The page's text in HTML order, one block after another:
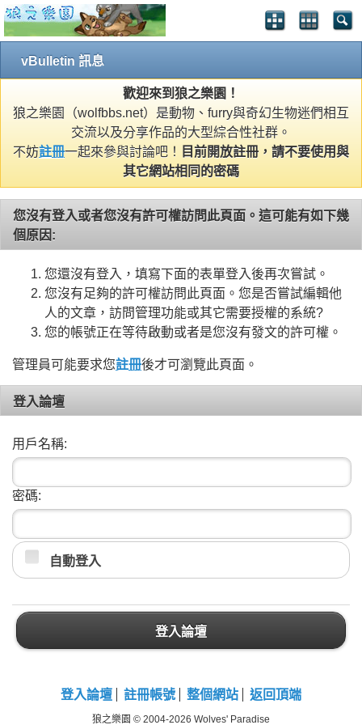
vBulletin 訊息
歡迎來到狼之樂園！
狼之樂園（wolfbbs.net）是動物、furry與奇幻生物迷們相互
交流以及分享作品的大型綜合性社群。
不妨註冊一起來參與討論吧！
目前開放註冊，請不要使用與
其它網站相同的密碼
您沒有登入或者您沒有許可權訪問此頁面。這可能有如下幾
個原因:
您還沒有登入，填寫下面的表單登入後再次嘗試。
您沒有足夠的許可權訪問此頁面。您是否嘗試編輯他
人的文章，訪問管理功能或其它需要授權的系統?
您的帳號正在等待啟動或者是您沒有發文的許可權。
管理員可能要求您註冊後才可瀏覽此頁面。
登入論壇
用戶名稱:
密碼:
自動登入
登入論壇
登入論壇 註冊帳號 整個網站 返回頂端
狼之樂園 © 2004-2026 Wolves' Paradise